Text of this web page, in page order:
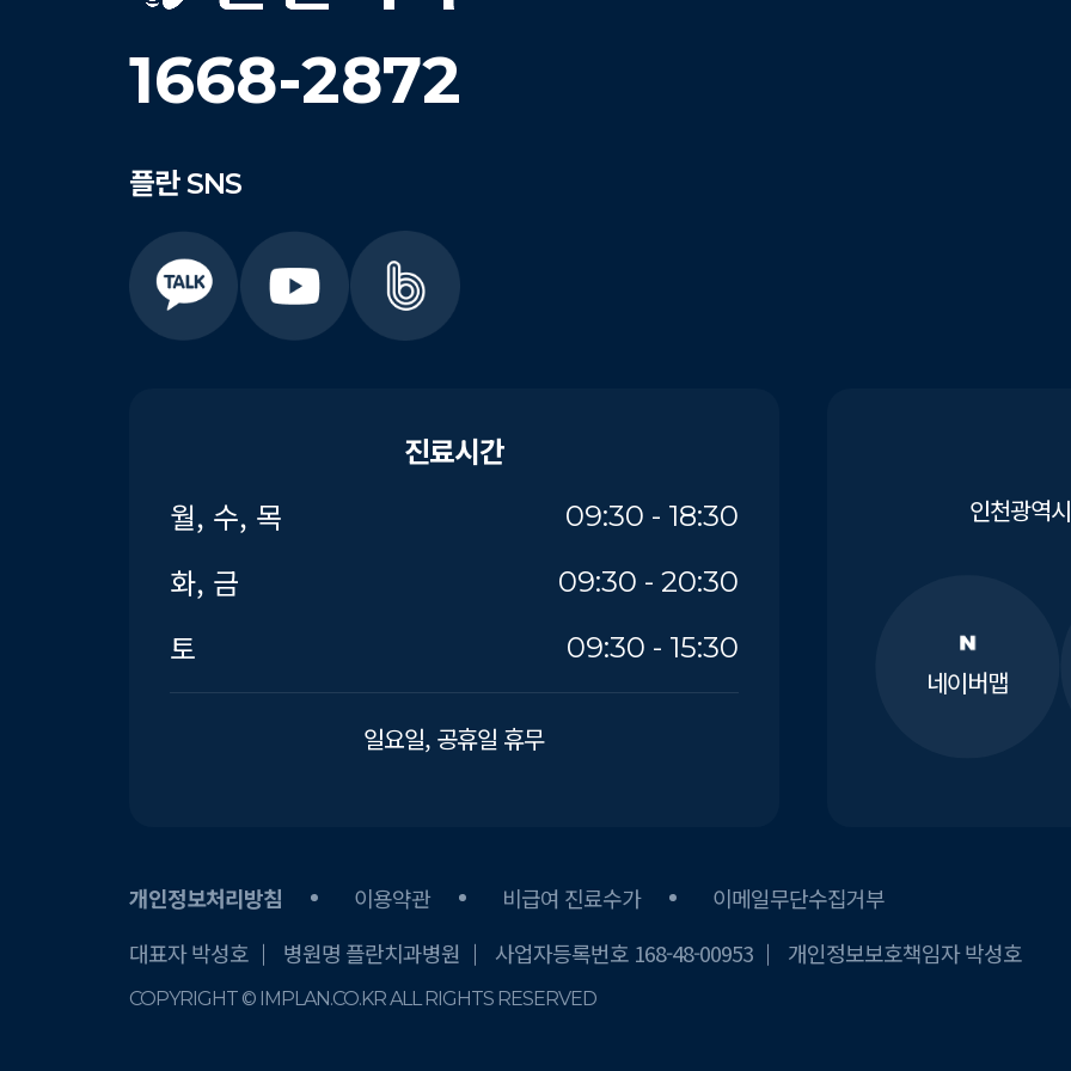
1668-2872
플란SNS
진료시간
월, 수, 목
09:30 - 18:30
화, 금 09:30 - 20:30
토 09:30 - 15:30
일요일, 공휴일 휴무
인천광역
네이버맵
개인정보처리방침 이용약관 비급여 진료수가
이메일무단수집거부
대표자 박성호
병원명 플란치과병원 사업자등록번호 168-48-00953 개인정보보호책임자 박성호
COPYRIGHT © IMPLAN.CO.KR ALL RIGHTS RESERVED